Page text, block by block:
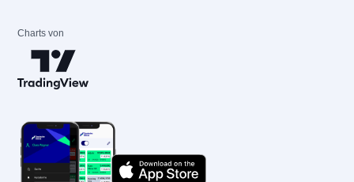
Charts von